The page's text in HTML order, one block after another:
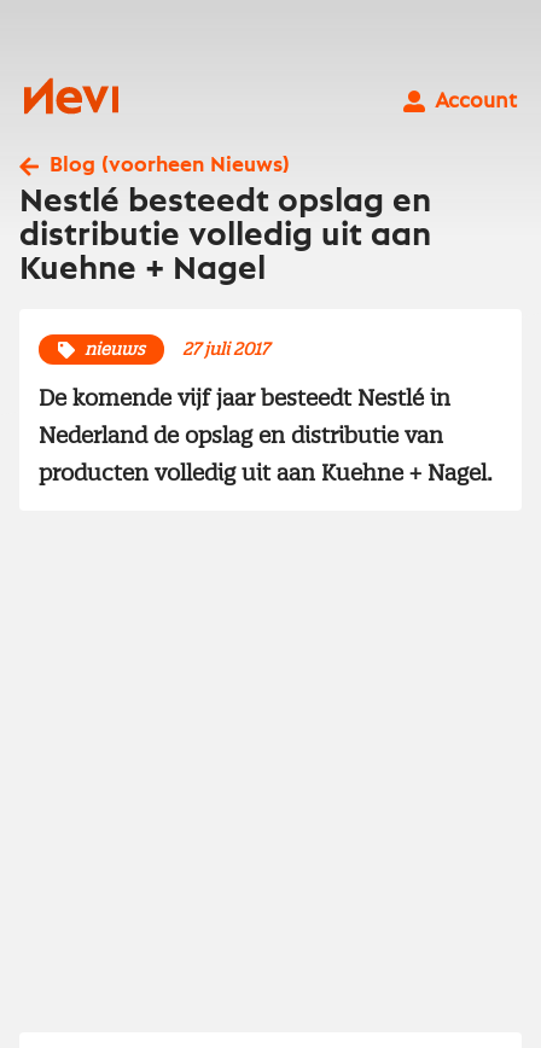
Nevi
Account
Blog (voorheen Nieuws)
Nestlé besteedt opslag en
distributie volledig uit aan
Kuehne + Nagel
nieuws 27 juli 2017
De komende vijf jaar besteedt Nestlé in
Nederland de opslag en distributie van
producten volledig uit aan Kuehne + Nagel.